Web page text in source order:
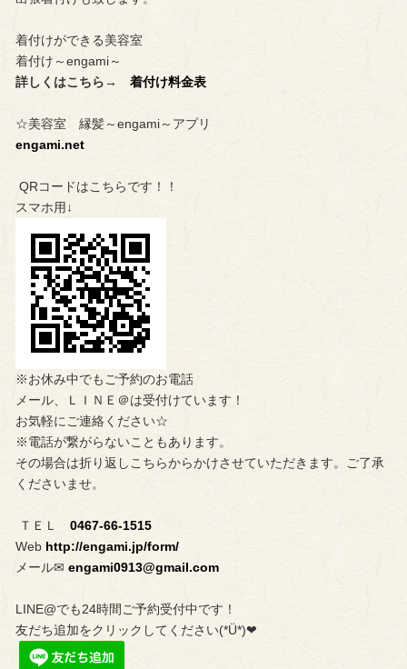
着付けができる美容室
着付け～engami～
詳しくはこちら→ 着付け料金表
☆美容室 縁髪～engami～アプリ
engami.net
QRコードはこちらです！！
スマホ用↓
※お休み中でもご予約のお電話
メール、ＬＩＮＥ＠は受付けています！
お気軽にご連絡ください☆
※電話が繋がらないこともあります。
その場合は折り返しこちらからかけさせていただきます。ご了承
くださいませ。
ＴＥＬ 0467-66-1515
Webhttp://engami.jp/form/
メール✉︎ engami0913@gmail.com
LINE@でも24時間ご予約受付中です！
友だち追加をクリックしてください(*Ü*)❤︎